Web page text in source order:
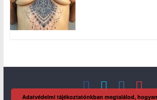
Adatvédelmi tájékoztatónkban megtalálod,